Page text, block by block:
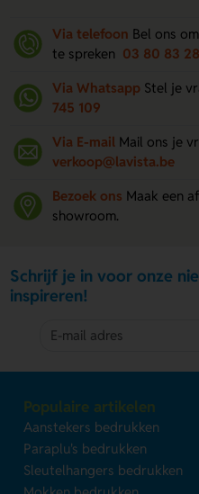
Via telefoon Bel ons
te spreken 03 80 83
Via Whatsapp Stel je
745 109
Via E-mail Mail ons je
verkoop@lavista.be
Bezoek ons Maak een
showroom.
Schrijf je in voor onze
inspireren!
Populaire artikelen
Aanstekers bedrukken
Paraplu's bedrukken
Sleutelhangers bedrukken